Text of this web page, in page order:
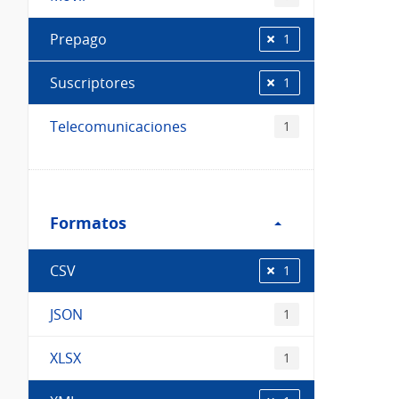
Prepago 1
Suscriptores 1
Telecomunicaciones 1
Formatos
Formatos
CSV 1
JSON 1
XLSX 1